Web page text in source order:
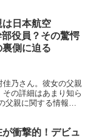
日本航空
部役員？その驚愕
側に迫る
佳乃さん。彼女の父親
の詳細はあまり知ら
父親に関する情報や
衝撃的！デビュ